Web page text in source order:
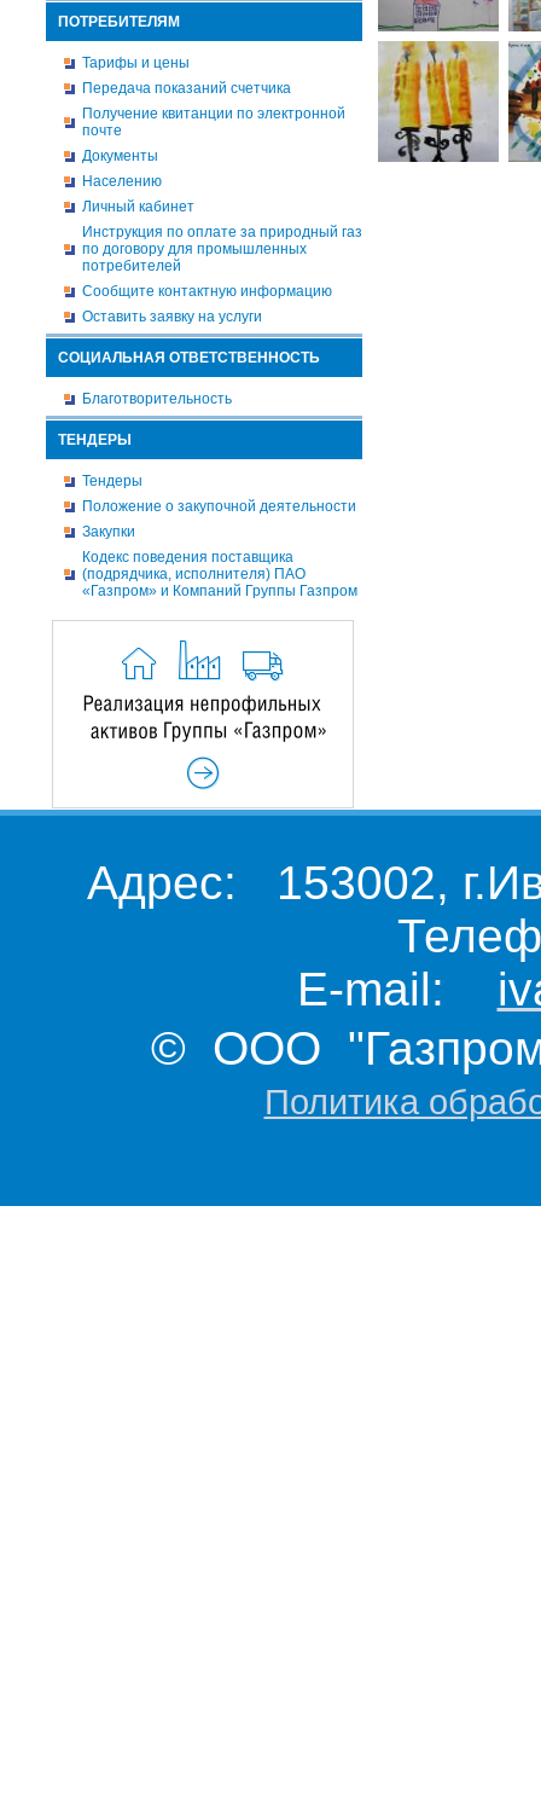
ПОТРЕБИТЕЛЯМ
Тарифы и цены
Передача показаний счетчика
Получение квитанции по электронной
почте
Документы
Населению
Личный кабинет
Инструкция по оплате за природный газ
по договору для промышленных
потребителей
Сообщите контактную информацию
Оставить заявку на услуги
СОЦИАЛЬНАЯ ОТВЕТСТВЕННОСТЬ
Благотворительность
ТЕНДЕРЫ
Тендеры
Положение о закупочной деятельности
Закупки
Кодекс поведения поставщика
(подрядчика, исполнителя) ПАО
«Газпром» и Компаний Группы Газпром
Адрес: 153002,
E-mail:
© ООО "Газпром
Политика